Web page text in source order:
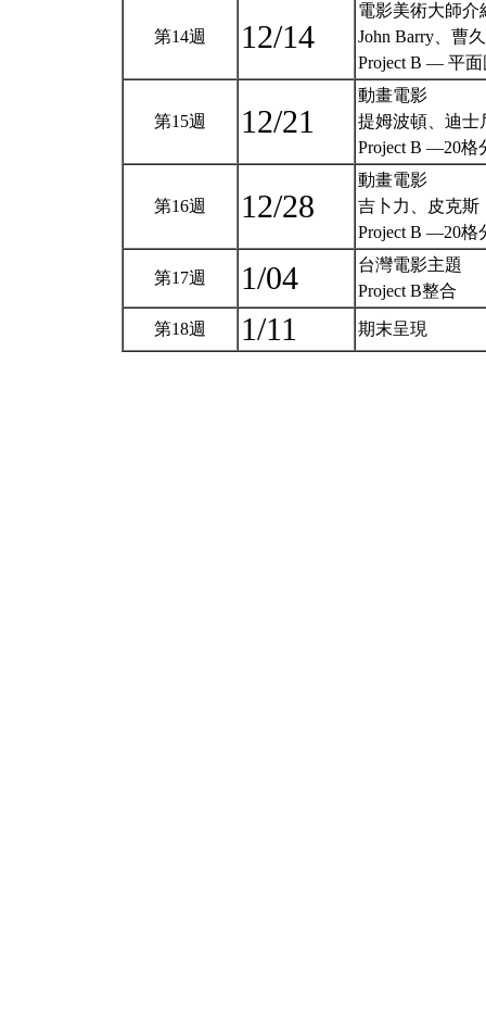
第14週 12/14
電影美術大師介
John Barry、曹
Project B — 平
第15週 12/21
動畫電影
提姆波頓、迪士
Project B —20
第16週 12/28
動畫電影
吉卜力、皮克斯
Project B —20
第17週 1/04
台灣電影主題
Project B整合
第18週 1/11 期末呈現